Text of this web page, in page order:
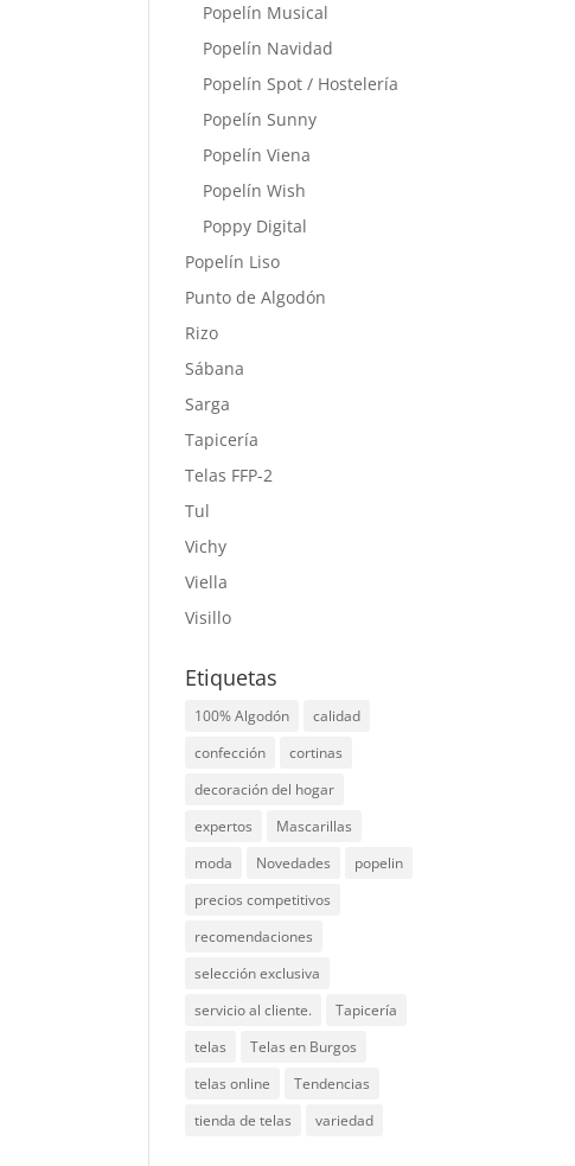
Popelín Musical
Popelín Navidad
Popelín Spot / Hostelería
Popelín Sunny
Popelín Viena
Popelín Wish
Poppy Digital
Popelín Liso
Punto de Algodón
Rizo
Sábana
Sarga
Tapicería
Telas FFP-2
Tul
Vichy
Viella
Visillo
Etiquetas
100% Algodón
calidad
confección
cortinas
decoración del hogar
expertos
Mascarillas
moda
Novedades
popelin
precios competitivos
recomendaciones
selección exclusiva
servicio al cliente.
Tapicería
telas
Telas en Burgos
telas online
Tendencias
tienda de telas
variedad